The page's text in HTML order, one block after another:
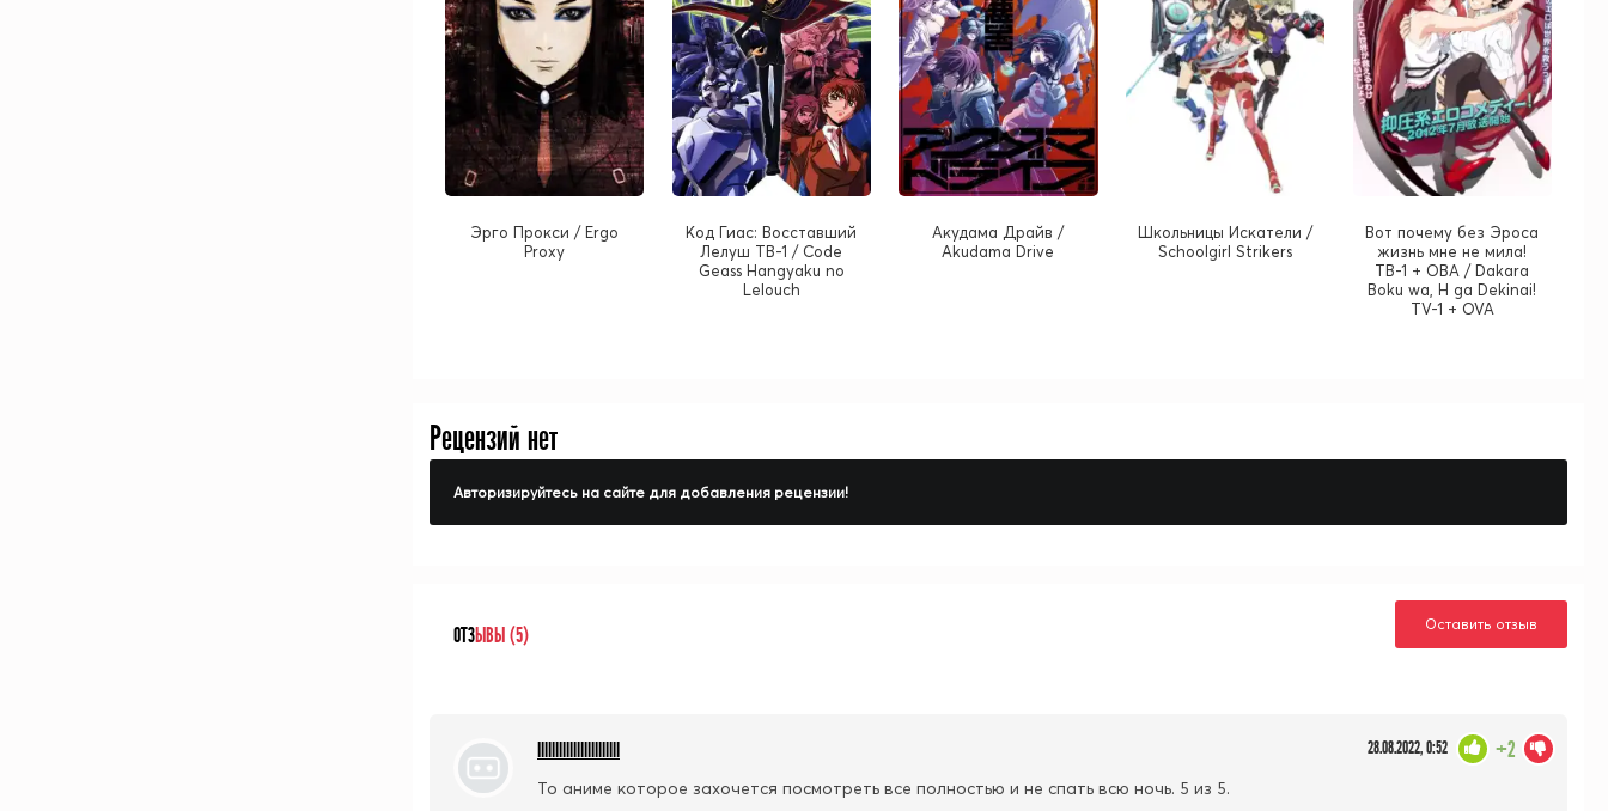
Эрго Прокси / Ergo
Proxy
Код Гиас: Восставший
Лелуш ТВ-1 / Code
Geass Hangyaku no
Lelouch
Акудама Драйв /
Akudama Drive
Школьницы Искатели /
Schoolgirl Strikers
Вот почему без Эроса
жизнь мне не мила!
ТВ-1 + ОВА / Dakara
Boku wa, H ga Dekinai!
TV-1 + OVA
Рецензий нет
Авторизируйтесь на сайте для добавления рецензии!
ОТЗЫВЫ (5) Оставить отзыв
Illllllllllllllllllllll 28.08.2022, 0:52
То аниме которое захочется посмотреть все полностью и не спать всю ночь. 5 из 5.
+2